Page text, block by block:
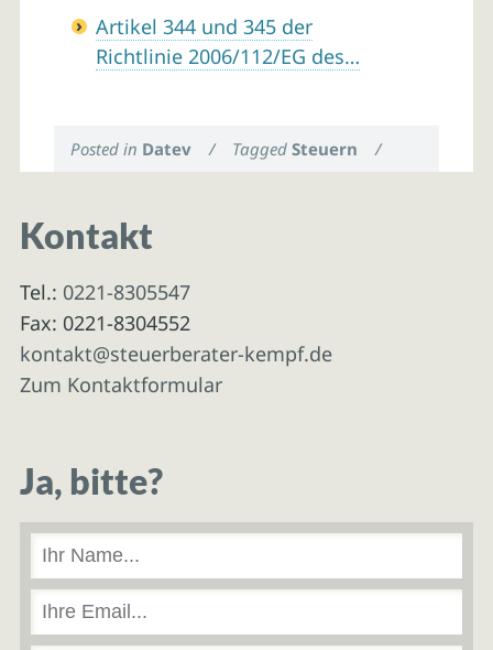
Artikel 344 und 345 der
Richtlinie 2006/112/EG des…
Posted in Datev / TaggedSteuern /
Kontakt
Tel.: 0221-8305547
Fax: 0221-8304552
kontakt@steuerberater-kempf.de
Zum Kontaktformular
Ja, bitte?